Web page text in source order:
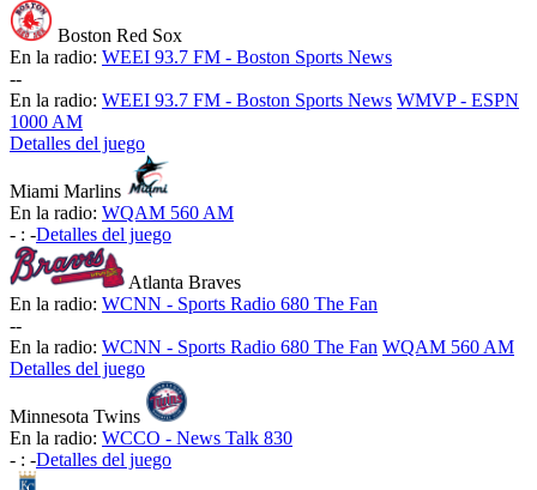
Boston Red Sox
En la radio: WEEI 93.7 FM - Boston Sports News
--
En la radio: WEEI 93.7 FM - Boston Sports News WMVP - ESPN
1000 AM
Detalles del juego
Miami Marlins
En la radio: WQAM 560 AM
- : -Detalles del juego
Atlanta Braves
En la radio: WCNN - Sports Radio 680 The Fan
--
En la radio: WCNN - Sports Radio 680 The Fan WQAM 560 AM
Detalles del juego
Minnesota Twins
En la radio: WCCO - News Talk 830
- : -Detalles del juego